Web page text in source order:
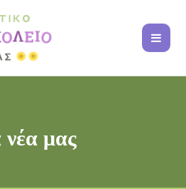
νέα μας